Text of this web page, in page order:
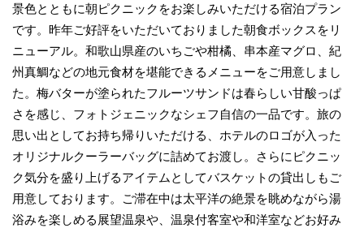
景色とともに朝ピクニックをお楽しみいただける宿泊プラン
です。昨年ご好評をいただいておりました朝食ボックスをリ
ニューアル。和歌山県産のいちごや柑橘、串本産マグロ、紀
州真鯛などの地元食材を堪能できるメニューをご用意しまし
た。梅バターが塗られたフルーツサンドは春らしい甘酸っぱ
さを感じ、フォトジェニックなシェフ自信の一品です。旅の
思い出としてお持ち帰りいただける、ホテルのロゴが入った
オリジナルクーラーバッグに詰めてお渡し。さらにピクニッ
ク気分を盛り上げるアイテムとしてバスケットの貸出しもご
用意しております。ご滞在中は太平洋の絶景を眺めながら湯
浴みを楽しめる展望温泉や、温泉付客室や和洋室などお好み